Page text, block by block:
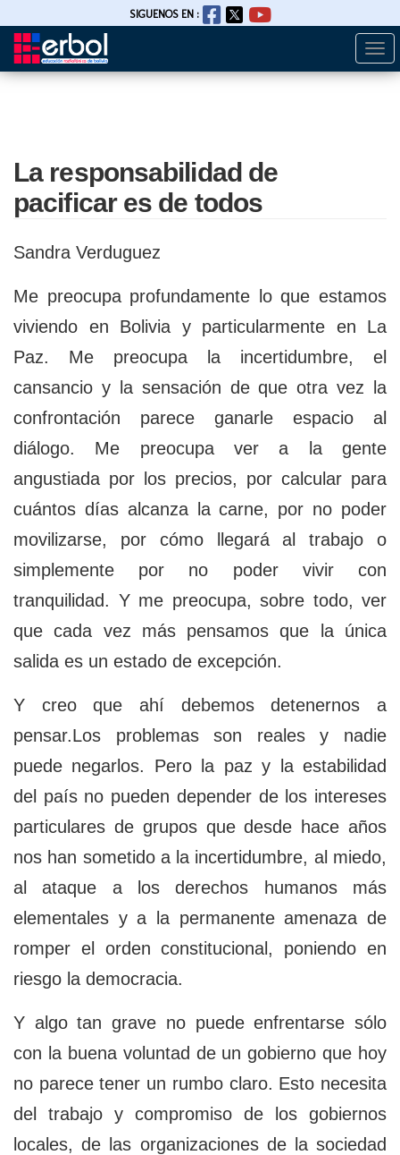
Pasar
SIGUENOS EN :
La responsabilidad de
pacificar es de todos
Sandra Verduguez
Me preocupa profundamente lo que estamos
viviendo en Bolivia y particularmente en La
Paz. Me preocupa la incertidumbre, el
cansancio y la sensación de que otra vez la
confrontación parece ganarle espacio al
diálogo. Me preocupa ver a la gente
angustiada por los precios, por calcular para
cuántos días alcanza la carne, por no poder
movilizarse, por cómo llegará al trabajo o
simplemente por no poder vivir con
tranquilidad. Y me preocupa, sobre todo, ver
que cada vez más pensamos que la única
salida es un estado de excepción.
Y creo que ahí debemos detenernos a
pensar.Los problemas son reales y nadie
puede negarlos. Pero la paz y la estabilidad
del país no pueden depender de los intereses
particulares de grupos que desde hace años
nos han sometido a la incertidumbre, al miedo,
al ataque a los derechos humanos más
elementales y a la permanente amenaza de
romper el orden constitucional, poniendo en
riesgo la democracia.
Y algo tan grave no puede enfrentarse sólo
con la buena voluntad de un gobierno que hoy
no parece tener un rumbo claro. Esto necesita
del trabajo y compromiso de los gobiernos
locales, de las organizaciones de la sociedad